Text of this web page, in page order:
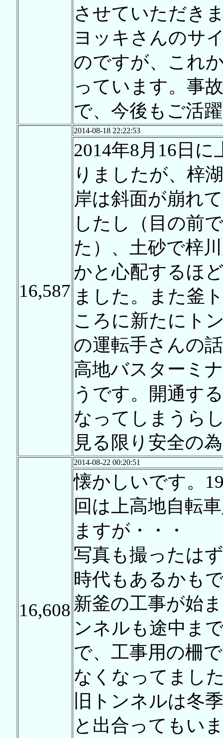
させていただき
ヨッキさんのサ
のですが、これ
っています。事
で、今後もご活
16,587
2014-08-18 22:22:53
2014年8月16日
りましたが、梓
岸は斜面が崩れ
したし（目の前
た）、土砂で梓
かと心配するほ
ました。また釜
ころに新たにト
の運転手さんの
高地バスターミ
うです。開通す
なってしまうら
見る限り安全の
16,608
2014-08-22 00:20:51
懐かしいです。
回は上高地自転
ますが・・・
写真も撮ったは
時代もあるかも
新釜の工事が始
ンネルも途中ま
で、工事用の柵
なくなってまし
旧トンネルは冬
と出合ってもい